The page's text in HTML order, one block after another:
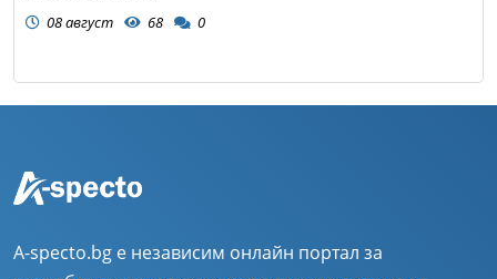
08 август 68 0
A-specto.bg е независим онлайн портал за